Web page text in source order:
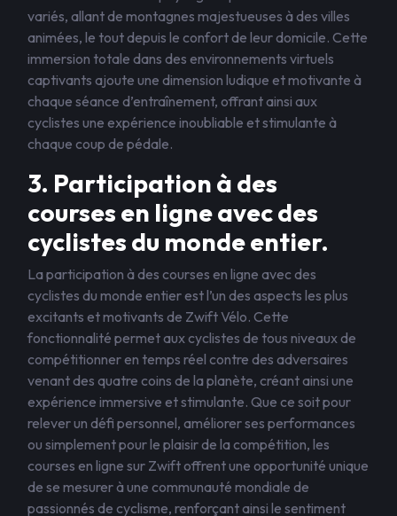
variés, allant de montagnes majestueuses à des villes
animées, le tout depuis le confort de leur domicile. Cette
immersion totale dans des environnements virtuels
captivants ajoute une dimension ludique et motivante à
chaque séance d’entraînement, offrant ainsi aux
cyclistes une expérience inoubliable et stimulante à
chaque coup de pédale.
3. Participation à des
courses en ligne avec des
cyclistes du monde entier.
La participation à des courses en ligne avec des
cyclistes du monde entier est l’un des aspects les plus
excitants et motivants de Zwift Vélo. Cette
fonctionnalité permet aux cyclistes de tous niveaux de
compétitionner en temps réel contre des adversaires
venant des quatre coins de la planète, créant ainsi une
expérience immersive et stimulante. Que ce soit pour
relever un défi personnel, améliorer ses performances
ou simplement pour le plaisir de la compétition, les
courses en ligne sur Zwift offrent une opportunité unique
de se mesurer à une communauté mondiale de
passionnés de cyclisme, renforçant ainsi le sentiment